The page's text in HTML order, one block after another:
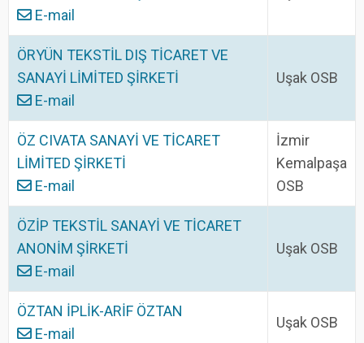
E-mail
ÖRYÜN TEKSTİL DIŞ TİCARET VE
SANAYİ LİMİTED ŞİRKETİ
E-mail
Uşak OSB
ÖZ CIVATA SANAYİ VE TİCARET
LİMİTED ŞİRKETİ
E-mail
İzmir
Kemalpaşa
OSB
ÖZİP TEKSTİL SANAYİ VE TİCARET
ANONİM ŞİRKETİ
E-mail
Uşak OSB
ÖZTAN İPLİK-ARİF ÖZTAN
E-mail
Uşak OSB